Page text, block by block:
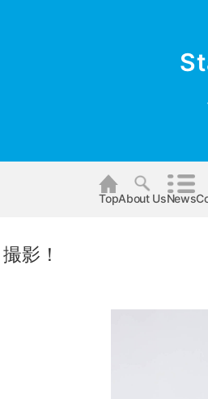
TopAbout UsNews
影！